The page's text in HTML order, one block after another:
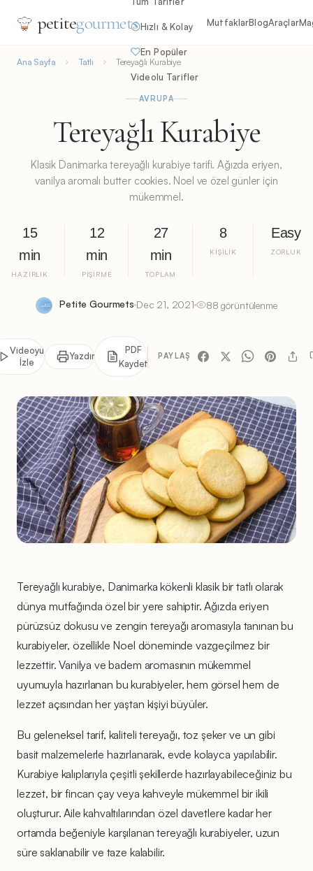
petitegourmets Hızlı & Kolay
En Popüler
Videolu Tarifler
MutfaklarBlogAraçlar
Ana Sayfa Tatlı Tereyağlı Kurabiye
AVRUPA
Tereyağlı Kurabiye
Klasik Danimarka tereyağlı kurabiye tarifi. Ağızda eriyen,
vanilya aromalı butter cookies. Noel ve özel günler için
mükemmel.
15
min
HAZIRLIK
12
min
PIŞIRME
27
min
TOPLAM
8
KIŞILIK
Easy
ZORLUK
Petite Gourmets Dec 21, 2021 88 görüntülenme
Videoyu
İzle
Yazdır
PDF
Kaydet
PAYLAŞ
Tereyağlı kurabiye, Danimarka kökenli klasik bir tatlı olarak
dünya mutfağında özel bir yere sahiptir. Ağızda eriyen
pürüzsüz dokusu ve zengin tereyağı aromasıyla tanınan bu
kurabiyeler, özellikle Noel döneminde vazgeçilmez bir
lezzettir. Vanilya ve badem aromasının mükemmel
uyumuyla hazırlanan bu kurabiyeler, hem görsel hem de
lezzet açısından her yaştan kişiyi büyüler.
Bu geleneksel tarif, kaliteli tereyağı, toz şeker ve un gibi
basit malzemelerle hazırlanarak, evde kolayca yapılabilir.
Kurabiye kalıplarıyla çeşitli şekillerde hazırlayabileceğiniz bu
lezzet, bir fincan çay veya kahveyle mükemmel bir ikili
oluşturur. Aile kahvaltılarından özel davetlere kadar her
ortamda beğeniyle karşılanan tereyağlı kurabiyeler, uzun
süre saklanabilir ve taze kalabilir.